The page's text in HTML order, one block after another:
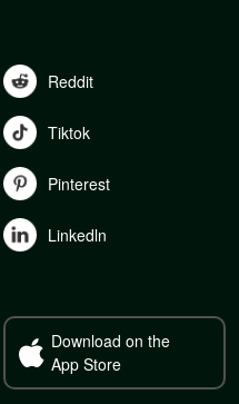
Reddit
Tiktok
Pinterest
Linkedln
Download on the
App Store